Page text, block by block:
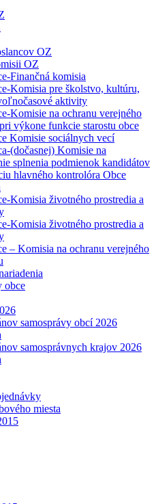
OZ
OZ
Finančná komisia
Komisia pre školstvo, kultúru,
aktivity
Komisie na ochranu verejného
výkone funkcie starostu obce
Komisie sociálnych vecí
(dočasnej) Komisie na
splnenia podmienok kandidátov
hlavného kontrolóra Obce
Komisia životného prostredia a
Komisia životného prostredia a
– Komisia na ochranu verejného
obce
samosprávy obcí 2026
samosprávnych krajov 2026
miesta